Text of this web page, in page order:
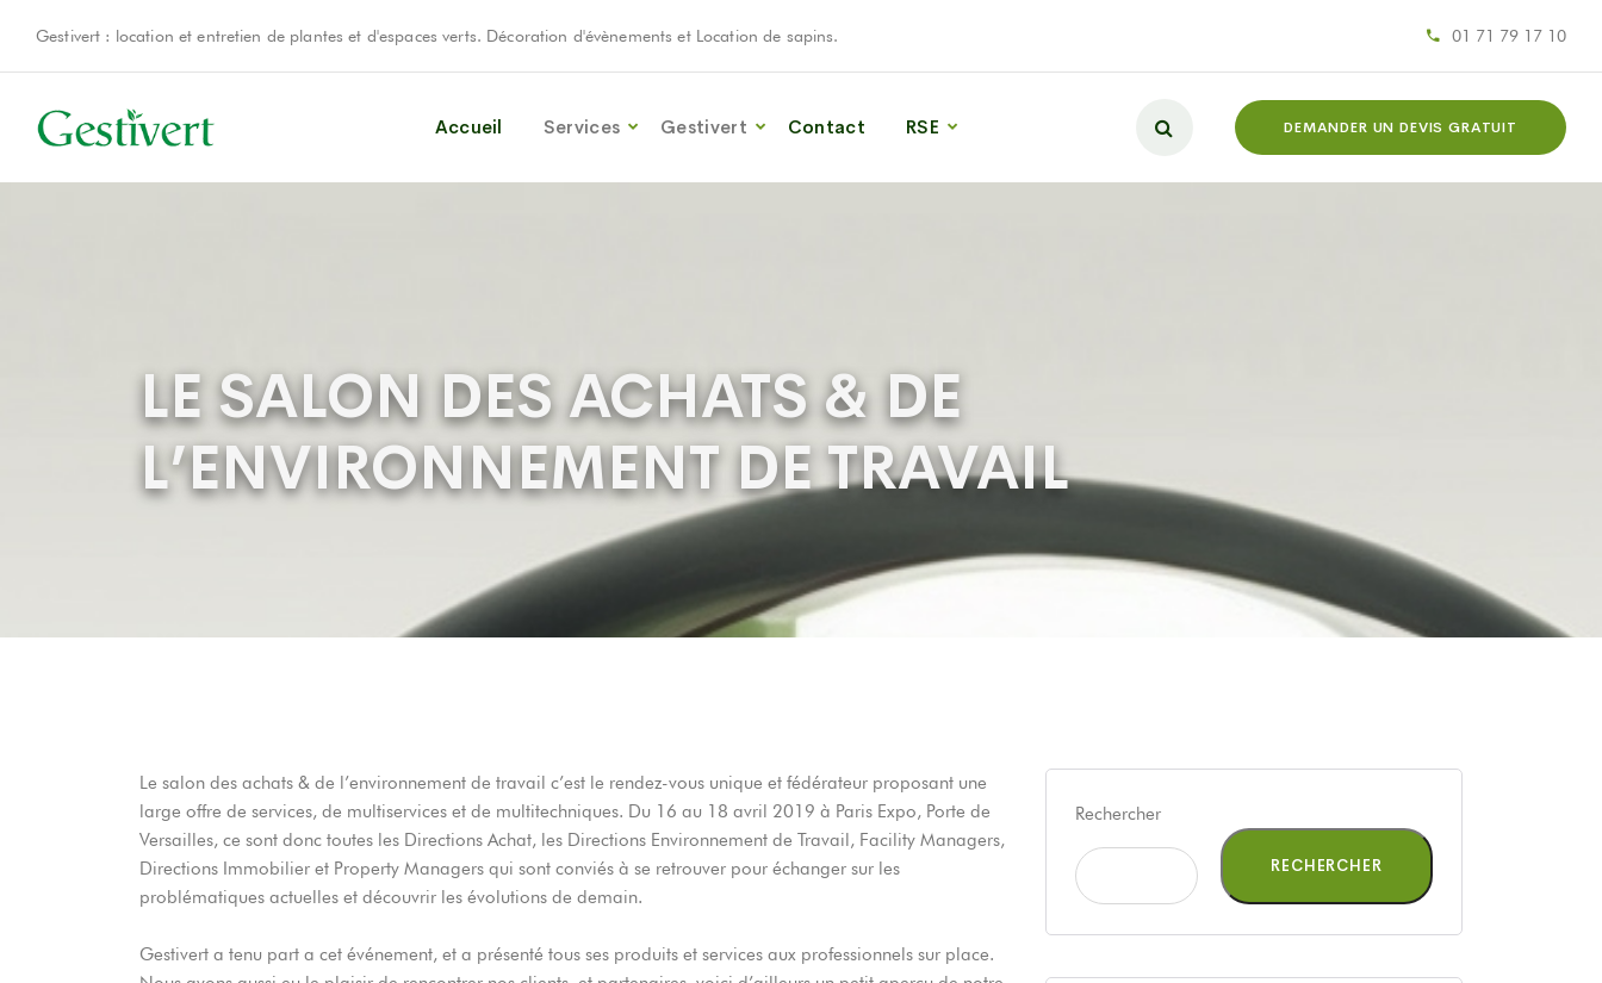
Gestivert : location et entretien de plantes et d'espaces verts. Décoration d'évènements et Location de sapins. 01 71 79 17 10
Accueil Services Gestivert Contact RSE DEMANDER UN DEVIS GRATUIT
LE SALON DES ACHATS & DE
L’ENVIRONNEMENT DE TRAVAIL
Le salon des achats & de l’environnement de travail c’est le rendez-vous unique et fédérateur proposant une
large offre de services, de multiservices et de multitechniques. Du 16 au 18 avril 2019 à Paris Expo, Porte de
Versailles, ce sont donc toutes les Directions Achat, les Directions Environnement de Travail, Facility Managers,
Directions Immobilier et Property Managers qui sont conviés à se retrouver pour échanger sur les
problématiques actuelles et découvrir les évolutions de demain.
Gestivert a tenu part a cet événement, et a présenté tous ses produits et services aux professionnels sur place.
Rechercher
RECHERCHER